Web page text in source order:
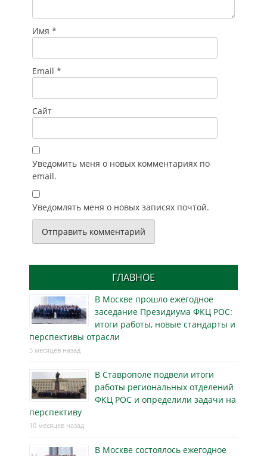
Имя *
Email *
Сайт
Уведомить меня о новых комментариях по
email.
Уведомлять меня о новых записях почтой.
ГЛАВНОЕ
В Москве прошло ежегодное
заседание Президиума ФКЦ РОС:
итоги работы, новые стандарты и
перспективы отрасли
5 месяцев назад
В Ставрополе подвели итоги
работы региональных отделений
ФКЦ РОС и определили задачи на
перспективу
10 месяцев назад
В Москве состоялось ежегодное